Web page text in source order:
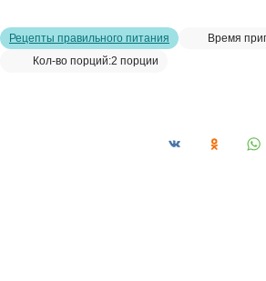
Рецепты правильного питания Время
Кол-во порций:2 порции